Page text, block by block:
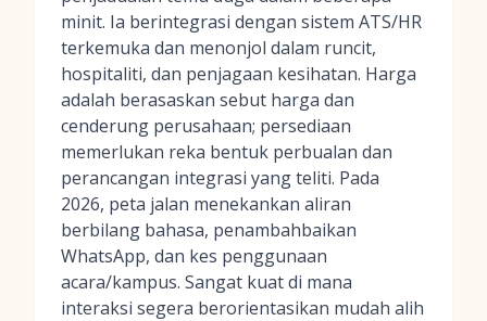
minit. Ia berintegrasi dengan sistem ATS/HR
terkemuka dan menonjol dalam runcit,
hospitaliti, dan penjagaan kesihatan. Harga
adalah berasaskan sebut harga dan
cenderung perusahaan; persediaan
memerlukan reka bentuk perbualan dan
perancangan integrasi yang teliti. Pada
2026, peta jalan menekankan aliran
berbilang bahasa, penambahbaikan
WhatsApp, dan kes penggunaan
acara/kampus. Sangat kuat di mana
interaksi segera berorientasikan mudah alih